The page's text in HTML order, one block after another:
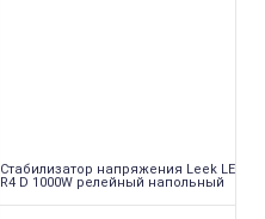
Стабилизатор напряжения Leek LE
R4 D 1000W релейный напольный